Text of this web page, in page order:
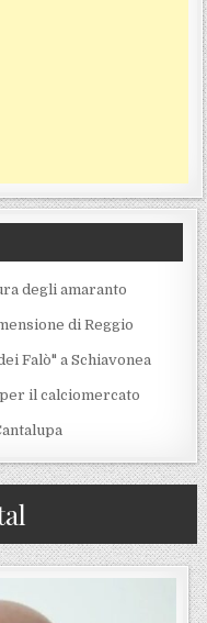
degli amaranto
di Reggio
Falò" a Schiavonea
il calciomercato